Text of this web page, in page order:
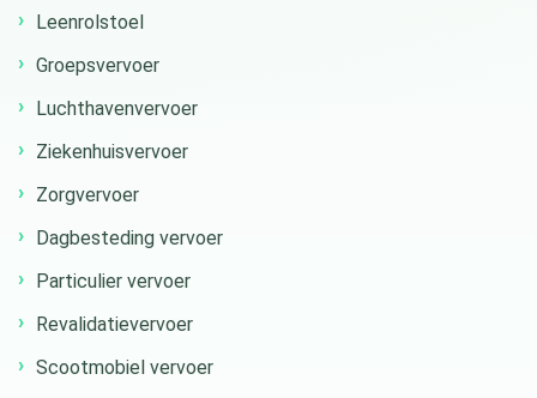
Leenrolstoel
Groepsvervoer
Luchthavenvervoer
Ziekenhuisvervoer
Zorgvervoer
Dagbesteding vervoer
Particulier vervoer
Revalidatievervoer
Scootmobiel vervoer